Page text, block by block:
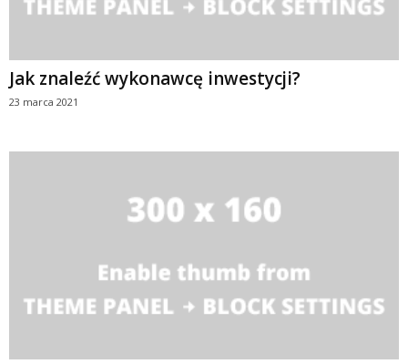
Jak znaleźć wykonawcę inwestycji?
23 marca 2021